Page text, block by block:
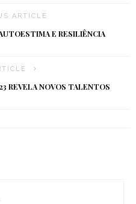
ARTICLE
E RESILIÊNCIA
REVELA NOVOS TALENTOS